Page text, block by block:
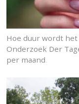
Hoe duur wordt
Onderzoek Der
per maand